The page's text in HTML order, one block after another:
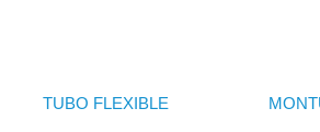
TUBO FLEXIBLE